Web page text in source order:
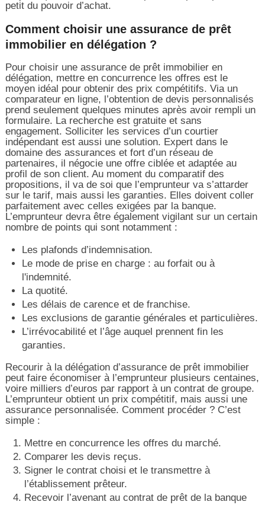
petit du pouvoir d’achat.
Comment choisir une assurance de prêt
immobilier en délégation ?
Pour choisir une assurance de prêt immobilier en
délégation, mettre en concurrence les offres est le
moyen idéal pour obtenir des prix compétitifs. Via un
comparateur en ligne, l’obtention de devis personnalisés
prend seulement quelques minutes après avoir rempli un
formulaire. La recherche est gratuite et sans
engagement. Solliciter les services d’un courtier
indépendant est aussi une solution. Expert dans le
domaine des assurances et fort d’un réseau de
partenaires, il négocie une offre ciblée et adaptée au
profil de son client. Au moment du comparatif des
propositions, il va de soi que l’emprunteur va s’attarder
sur le tarif, mais aussi les garanties. Elles doivent coller
parfaitement avec celles exigées par la banque.
L’emprunteur devra être également vigilant sur un certain
nombre de points qui sont notamment :
Les plafonds d’indemnisation.
Le mode de prise en charge : au forfait ou à
l'indemnité.
La quotité.
Les délais de carence et de franchise.
Les exclusions de garantie générales et particulières.
L’irrévocabilité et l’âge auquel prennent fin les
garanties.
Recourir à la délégation d’assurance de prêt immobilier
peut faire économiser à l’emprunteur plusieurs centaines,
voire milliers d’euros par rapport à un contrat de groupe.
L’emprunteur obtient un prix compétitif, mais aussi une
assurance personnalisée. Comment procéder ? C’est
simple :
Mettre en concurrence les offres du marché.
Comparer les devis reçus.
Signer le contrat choisi et le transmettre à
l’établissement prêteur.
Recevoir l’avenant au contrat de prêt de la banque